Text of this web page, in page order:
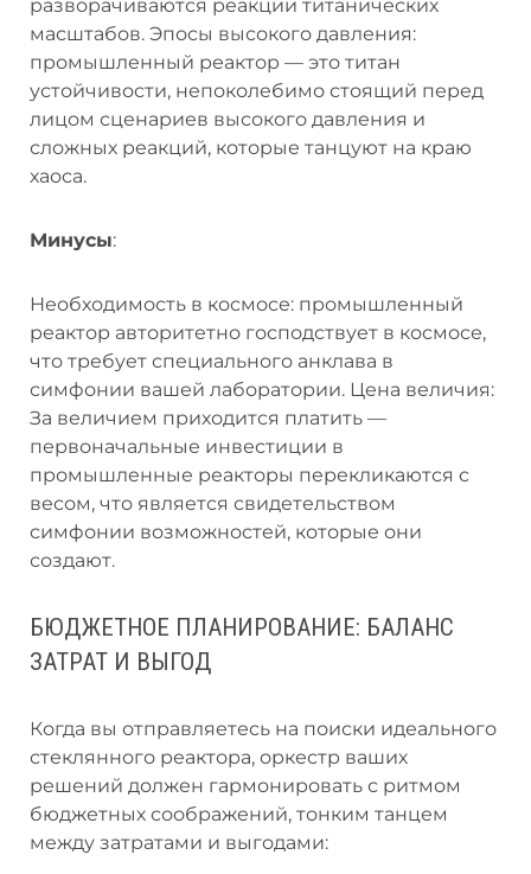
разворачиваются реакции титанических
масштабов. Эпосы высокого давления:
промышленный реактор — это титан
устойчивости, непоколебимо стоящий перед
лицом сценариев высокого давления и
сложных реакций, которые танцуют на краю
хаоса.
Минусы:
Необходимость в космосе: промышленный
реактор авторитетно господствует в космосе,
что требует специального анклава в
симфонии вашей лаборатории. Цена величия:
За величием приходится платить —
первоначальные инвестиции в
промышленные реакторы перекликаются с
весом, что является свидетельством
симфонии возможностей, которые они
создают.
БЮДЖЕТНОЕ ПЛАНИРОВАНИЕ: БАЛАНС
ЗАТРАТ И ВЫГОД
Когда вы отправляетесь на поиски идеального
стеклянного реактора, оркестр ваших
решений должен гармонировать с ритмом
бюджетных соображений, тонким танцем
между затратами и выгодами: